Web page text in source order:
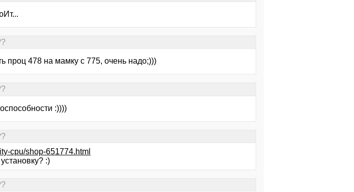
проц 478 на мамку с 775, очень надо;)))
:))))
cpu/shop-651774.html
:)